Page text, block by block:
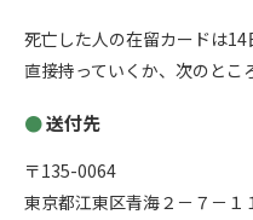
死亡した人の在留カードは14
直接持っていくか、次のとこ
送付先
〒135-0064
東京都江東区青海２－７－